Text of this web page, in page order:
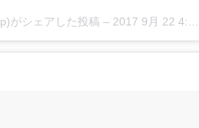
がシェアした投稿 – 2017 9月 22 4:49午前 PDT